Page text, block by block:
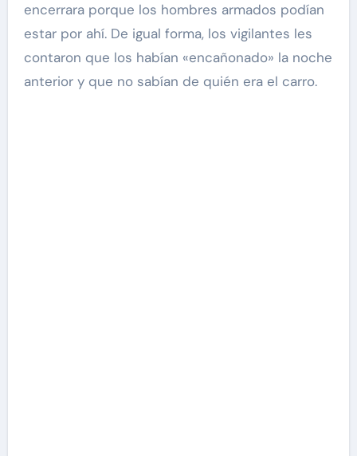
encerrara porque los hombres armados podían
estar por ahí. De igual forma, los vigilantes les
contaron que los habían «encañonado» la noche
anterior y que no sabían de quién era el carro.